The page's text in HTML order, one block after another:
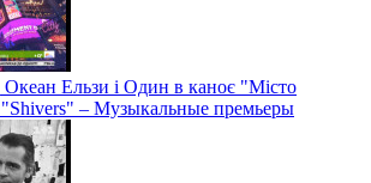
Ельзи і Один в каноє "Місто
"Shivers" – Музыкальные премьеры